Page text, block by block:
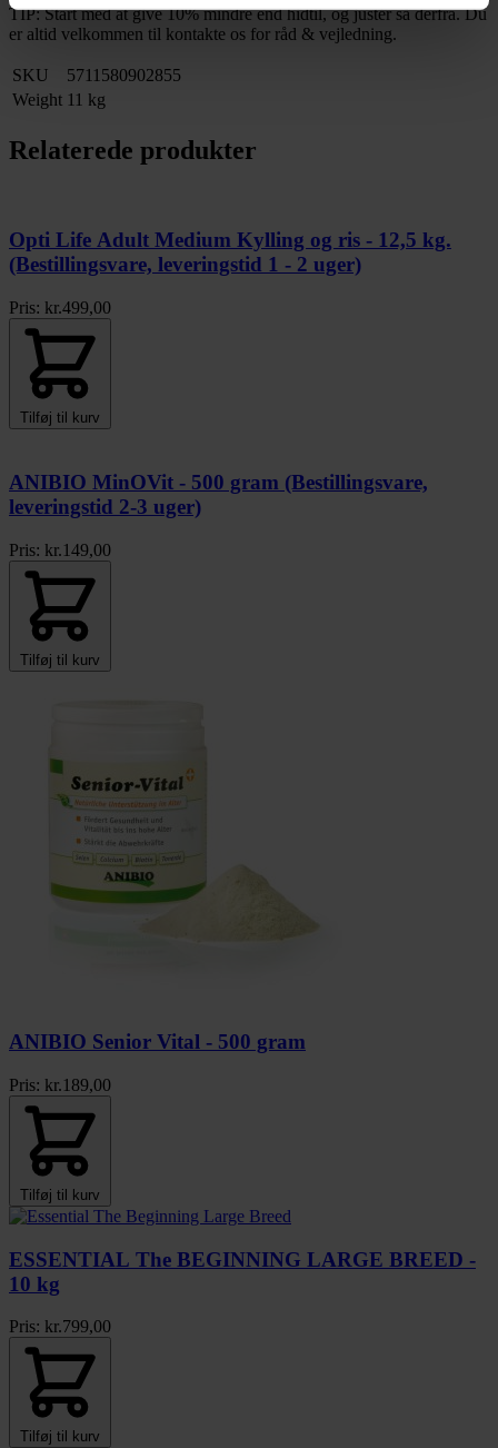
TIP: Start med at give 10% mindre end hidtil, og justér så derfra. Du
er altid velkommen til kontakte os for råd & vejledning.
SKU
5711580902855
Weight 11 kg
Relaterede produkter
Opti Life Adult Medium Kylling og ris - 12,5 kg.
(Bestillingsvare, leveringstid 1 - 2 uger)
Pris: kr.499,00
Tilføj til kurv
ANIBIO MinOVit - 500 gram (Bestillingsvare,
leveringstid 2-3 uger)
Pris: kr.149,00
Tilføj til kurv
ANIBIO Senior Vital - 500 gram
Pris: kr.189,00
Tilføj til kurv
ESSENTIAL The BEGINNING LARGE BREED -
10 kg
Pris: kr.799,00
Tilføj til kurv